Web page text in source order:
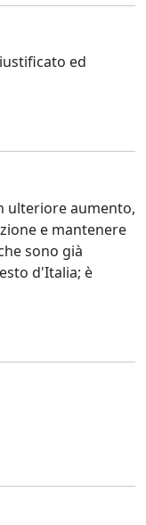
ed
ulteriore aumento,
e mantenere
sono già
d'Italia; è